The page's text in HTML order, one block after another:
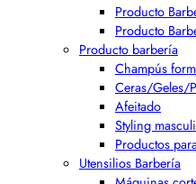
Producto
Producto
Producto barbería
Champús
Ceras/Geles/
Afeitado
Styling
Productos
Utensilios Barbería